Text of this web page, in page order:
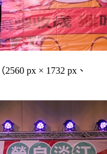
（2560 px × 1732 px、